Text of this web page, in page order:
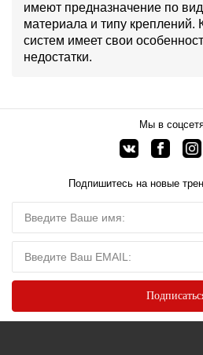
имеют предназначение по
материала и типу креплений.
систем имеет свои
недостатки.
Мы в
Подпишитесь на новые